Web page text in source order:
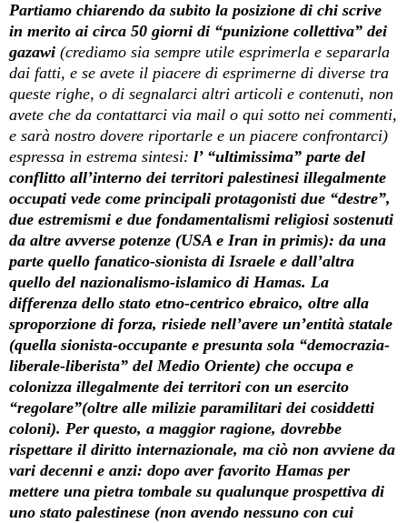
Partiamo chiarendo da subito la posizione di chi scrive
in merito ai circa 50 giorni di “punizione collettiva” dei
gazawi (crediamo sia sempre utile esprimerla e separarla
dai fatti, e se avete il piacere di esprimerne di diverse tra
queste righe, o di segnalarci altri articoli e contenuti, non
avete che da contattarci via mail o qui sotto nei commenti,
e sarà nostro dovere riportarle e un piacere confrontarci)
espressa in estrema sintesi: l’ “ultimissima” parte del
conflitto all’interno dei territori palestinesi illegalmente
occupati vede come principali protagonisti due “destre”,
due estremismi e due fondamentalismi religiosi sostenuti
da altre avverse potenze (USA e Iran in primis): da una
parte quello fanatico-sionista di Israele e dall’altra
quello del nazionalismo-islamico di Hamas. La
differenza dello stato etno-centrico ebraico, oltre alla
sproporzione di forza, risiede nell’avere un’entità statale
(quella sionista-occupante e presunta sola “democrazia-
liberale-liberista” del Medio Oriente) che occupa e
colonizza illegalmente dei territori con un esercito
“regolare”(oltre alle milizie paramilitari dei cosiddetti
coloni). Per questo, a maggior ragione, dovrebbe
rispettare il diritto internazionale, ma ciò non avviene da
vari decenni e anzi: dopo aver favorito Hamas per
mettere una pietra tombale su qualunque prospettiva di
uno stato palestinese (non avendo nessuno con cui